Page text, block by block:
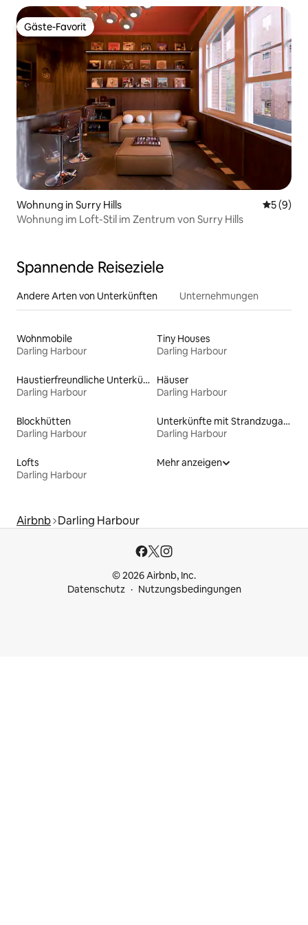
Gäste-Favorit
Gäste-Favorit
Wohnung in Surry Hills
5 (9)
Wohnung im Loft-Stil im Zentrum von Surry Hills
Spannende Reiseziele
Andere Arten von Unterkünften Unternehmungen
Wohnmobile
Darling Harbour
Tiny Houses
Darling Harbour
Haustierfreundliche Unterkünfte
Darling Harbour
Häuser
Darling Harbour
Blockhütten
Darling Harbour
Unterkünfte mit Strandzugang
Darling Harbour
Lofts
Darling Harbour
Mehr anzeigen
Airbnb Darling Harbour
© 2026 Airbnb, Inc.
Datenschutz
Nutzungsbedingungen